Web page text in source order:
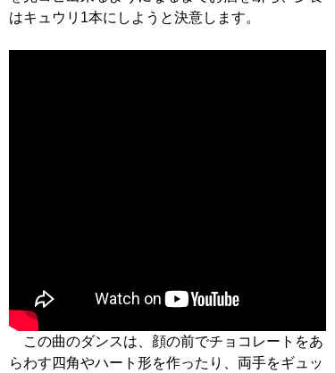
はキュウリ1本にしようと決意します。
この曲のダンスは、顔の前でチョコレートをあ
らわす四角やハート形を作ったり、両手をギュッ